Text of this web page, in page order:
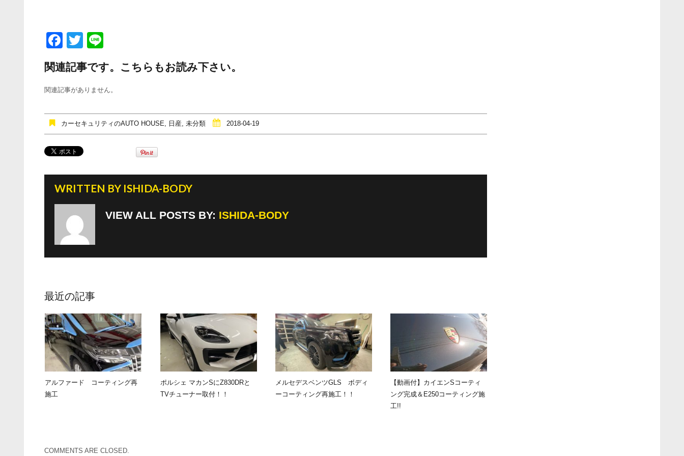
F
a
c
e
o
o
k
T
tt
er
e
関連記事です。こちらもお読み下さい。
関連記事がありません。
カーセキュリティのAUTO HOUSE 日産 未分類 2018-04-19
WRITTEN BY ISHIDA-BODY
VIEW ALL POSTS BY: ISHIDA-BODY
最近の記事
アルファード コーティング再
施工
ポルシェ マカンSにZ830DRと
TVチューナー取付！！
メルセデスベンツGLS ボディ
ーコーティング再施工！！
【動画付】カイエンSコーティ
ング完成＆E250コーティング施
工!!
COMMENTS ARE CLOSED.